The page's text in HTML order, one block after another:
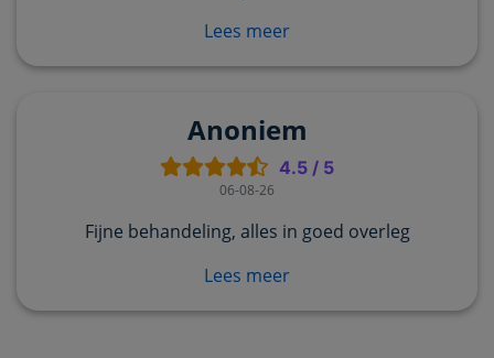
Lees meer
Anoniem
4.5/ 5
06-08-26
Fijne behandeling, alles in goed overleg
Lees meer